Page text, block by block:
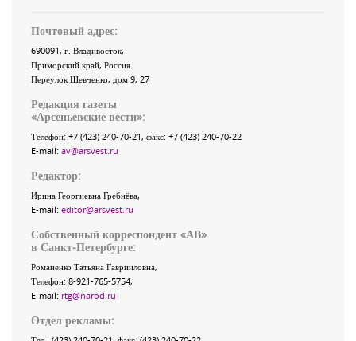
Почтовый адрес:
690091, г. Владивосток,
Приморский край, Россия
Переулок Шевченко, дом 9, 27
Редакция газеты
«Арсеньевские вести»:
Телефон: +7 (423) 240-70-21, факс: +7 (423) 240-70-22
E-mail: av@arsvest.ru
Редактор:
Ирина Георгиевна Гребнёва,
E-mail: editor@arsvest.ru
Собственный корреспондент «АВ»
в Санкт-Петербурге:
Романенко Татьяна Гаврииловна,
Телефон: 8-921-765-5754,
E-mail: rtg@narod.ru
Отдел рекламы: